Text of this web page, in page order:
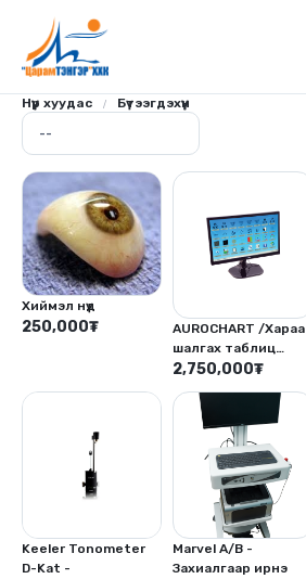
Нүүр хуудас Бүтээгдэхүүн
Хиймэл нүд
250,000₮
AUROCHART /Хараа
шалгах таблиц
дэлгэцтэй/
2,750,000₮
Keeler Tonometer
D-Kat -
Marvel A/B -
Захиалгаар ирнэ